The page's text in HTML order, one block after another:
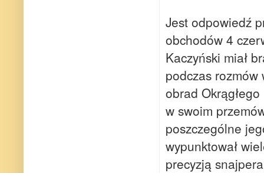
Jest odpowiedź
obchodów 4
Kaczyński miał
podczas
obrad
w swoim
poszczególne
wypunktował
precyzją